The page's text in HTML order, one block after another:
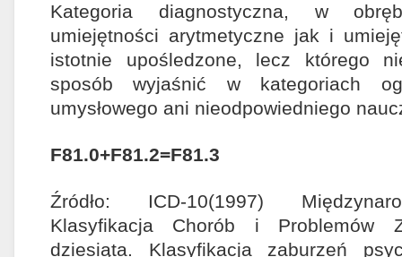
Kategoria diagnostyczna, w
umiejętności arytmetyczne jak i
istotnie upośledzone, lecz którego
sposób wyjaśnić w kategoriach
umysłowego ani nieodpowiedniego
F81.0+F81.2=F81.3
Źródło: ICD-10(1997)
Klasyfikacja Chorób i Problemów
dziesiąta. Klasyfikacja zaburzeń